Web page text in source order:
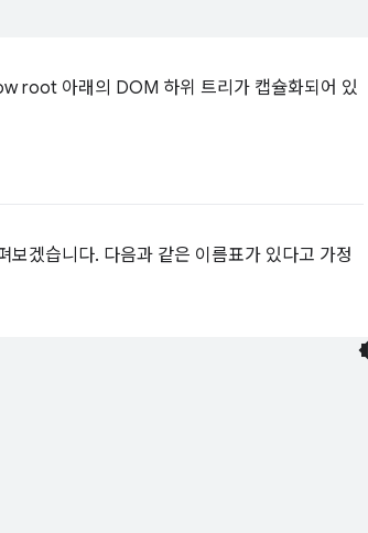
root 아래의 DOM 하위 트리가 캡슐화되어 있
겠습니다. 다음과 같은 이름표가 있다고 가정